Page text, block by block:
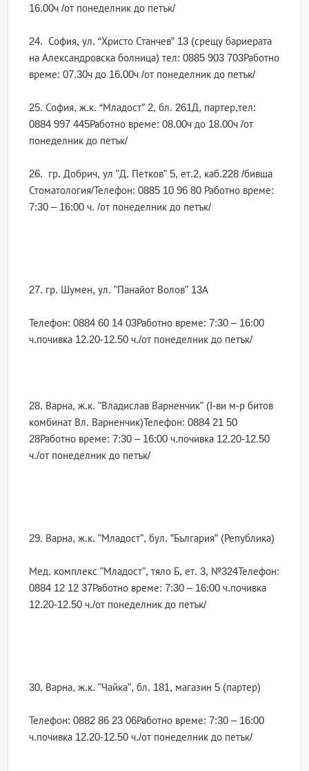
16.00ч /от понеделник до петък/
24. София, ул. “Христо Станчев” 13 (срещу бариерата
на Александровска болница) тел: 0885 903 703Работно
време: 07.30ч до 16.00ч /от понеделник до петък/
25. София, ж.к. “Младост″ 2, бл. 261Д, партер,тел:
0884 997 445Работно време: 08.00ч до 18.00ч /от
понеделник до петък/
26. гр. Добрич, ул "Д. Петков" 5, ет.2, каб.228 /бивша
Стоматология/Телефон: 0885 10 96 80 Работно време:
7:30 – 16:00 ч. /от понеделник до петък/
27. гр. Шумен, ул. "Панайот Волов" 13А
Телефон: 0884 60 14 03Работно време: 7:30 – 16:00
ч.почивка 12.20-12.50 ч./от понеделник до петък/
28. Варна, ж.к. "Владислав Варненчик" (I-ви м-р битов
комбинат Вл. Варненчик)Телефон: 0884 21 50
28Работно време: 7:30 – 16:00 ч.почивка 12.20-12.50
ч./от понеделник до петък/
29. Варна, ж.к. "Младост", бул. ”България” (Република)
Мед. комплекс "Младост", тяло Б, ет. 3, №324Телефон:
0884 12 12 37Работно време: 7:30 – 16:00 ч.почивка
12.20-12.50 ч./от понеделник до петък/
30. Варна, ж.к. "Чайка", бл. 181, магазин 5 (партер)
Телефон: 0882 86 23 06Работно време: 7:30 – 16:00
ч.почивка 12.20-12.50 ч./от понеделник до петък/